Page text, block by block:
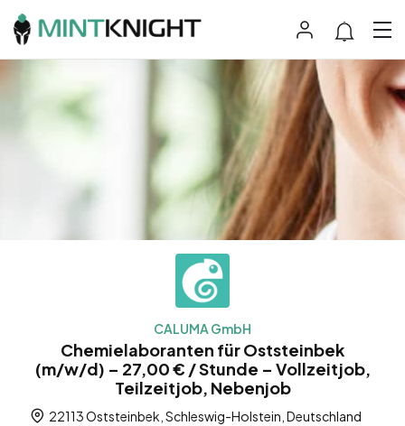
CALUMA GmbH
Chemielaboranten für Oststeinbek
(m/w/d) – 27,00 € / Stunde – Vollzeitjob,
Teilzeitjob, Nebenjob
22113 Oststeinbek, Schleswig-Holstein, Deutschland